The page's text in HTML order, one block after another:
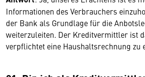
Informationen des Verbrauchers
der Bank als Grundlage für die
weiterzuleiten. Der Kreditvermittler ist
verpflichtet eine Haushaltsrechnung zu